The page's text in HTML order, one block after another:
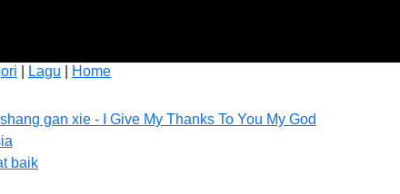
Lagu
Home
gan xie - I Give My Thanks To You My God
baik